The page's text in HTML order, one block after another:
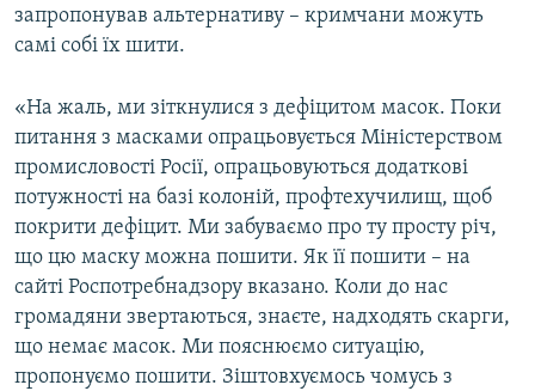
запропонував альтернативу – кримчани можуть
самі собі їх шити.
«На жаль, ми зіткнулися з дефіцитом масок. Поки
питання з масками опрацьовується Міністерством
промисловості Росії, опрацьовуються додаткові
потужності на базі колоній, профтехучилищ, щоб
покрити дефіцит. Ми забуваємо про ту просту річ,
що цю маску можна пошити. Як її пошити – на
сайті Роспотребнадзору вказано. Коли до нас
громадяни звертаються, знаєте, надходять скарги,
що немає масок. Ми пояснюємо ситуацію,
пропонуємо пошити. Зіштовхуємось чомусь з